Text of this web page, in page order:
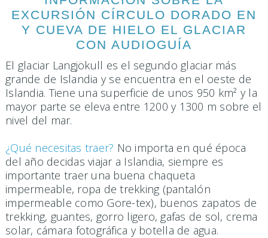
EXCURSIÓN CÍRCULO DORADO EN
Y CUEVA DE HIELO EL GLACIAR
CON AUDIOGUÍA
El glaciar Langjökull es el segundo glaciar más
grande de Islandia y se encuentra en el oeste de
Islandia. Tiene una superficie de unos 950 km² y la
mayor parte se eleva entre 1200 y 1300 m sobre el
nivel del mar.
¿Qué necesitas traer? No importa en qué época
del año decidas viajar a Islandia, siempre es
importante traer una buena chaqueta
impermeable, ropa de trekking (pantalón
impermeable como Gore-tex), buenos zapatos de
trekking, guantes, gorro ligero, gafas de sol, crema
solar, cámara fotográfica y botella de agua.